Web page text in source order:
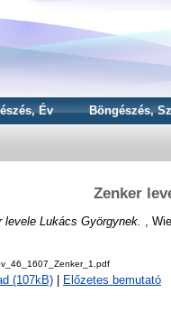
Év Böngészés,
Zenker
levele Lukács Györgynek. ,
(107kB) Előzetes bemutató